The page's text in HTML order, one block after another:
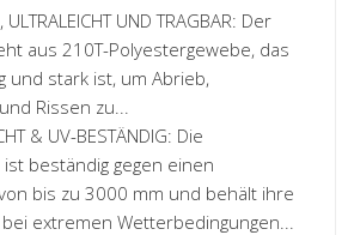
ULTRALEICHT UND TRAGBAR: Der
aus 210T-Polyestergewebe, das
und stark ist, um Abrieb,
Rissen zu...
& UV-BESTÄNDIG: Die
ist beständig gegen einen
bis zu 3000 mm und behält ihre
extremen Wetterbedingungen...